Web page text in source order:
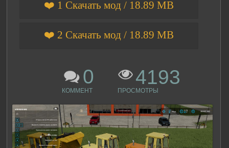
❤️ 1 Скачать мод / 18.89 MB
❤️ 2 Скачать мод / 18.89 MB
0
КОММЕНТ
4193
ПРОСМОТРЫ